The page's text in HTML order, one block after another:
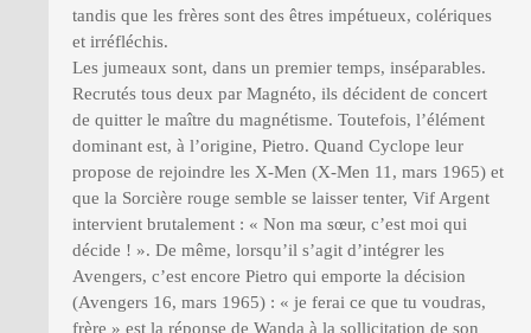
tandis que les frères sont des êtres impétueux, colériques
et irréfléchis.
Les jumeaux sont, dans un premier temps, inséparables.
Recrutés tous deux par Magnéto, ils décident de concert
de quitter le maître du magnétisme. Toutefois, l’élément
dominant est, à l’origine, Pietro. Quand Cyclope leur
propose de rejoindre les X-Men (X-Men 11, mars 1965) et
que la Sorcière rouge semble se laisser tenter, Vif Argent
intervient brutalement : « Non ma sœur, c’est moi qui
décide ! ». De même, lorsqu’il s’agit d’intégrer les
Avengers, c’est encore Pietro qui emporte la décision
(Avengers 16, mars 1965) : « je ferai ce que tu voudras,
frère » est la réponse de Wanda à la sollicitation de son